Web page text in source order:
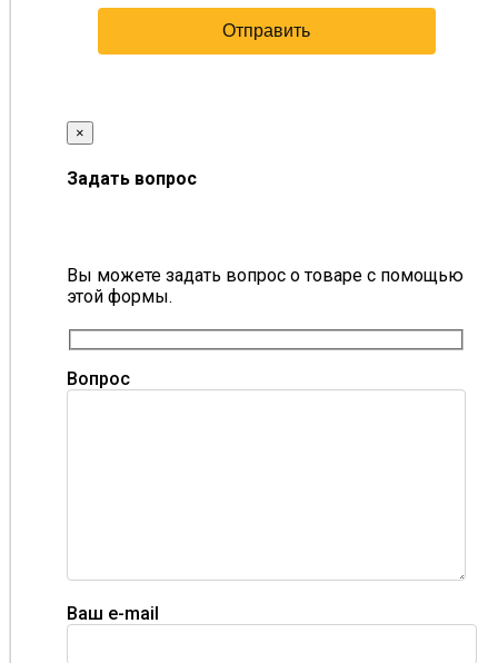
×
Задать вопрос
Вы можете задать вопрос о товаре с помощью
этой формы.
Вопрос
Ваш e-mail